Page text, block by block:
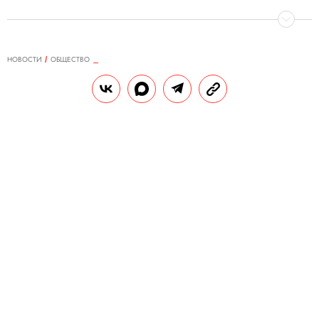
НОВОСТИ
ОБЩЕСТВО
На границе Южной Кореи